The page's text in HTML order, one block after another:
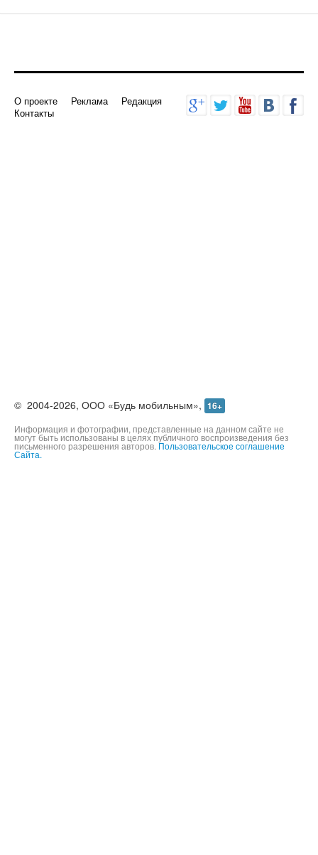
О проекте Реклама
Редакция
Контакты
© 2004-2026, ООО «Будь мобильным», 16+
Информация и фотографии, представленные на данном сайте не
могут быть использованы в целях публичного воспроизведения без
письменного разрешения авторов. Пользовательское соглашение
Сайта.